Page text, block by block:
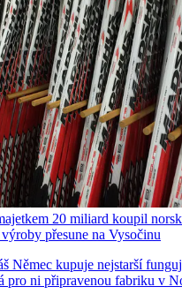
20 miliard koupil
přesune na Vysočinu
Němec kupuje nejstarší
pro ni připravenou fabriku v